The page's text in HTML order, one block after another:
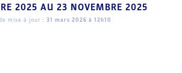
2025 AU 23 NOVEMBRE 2025
mise à jour : 31 mars 2026 à 12h10